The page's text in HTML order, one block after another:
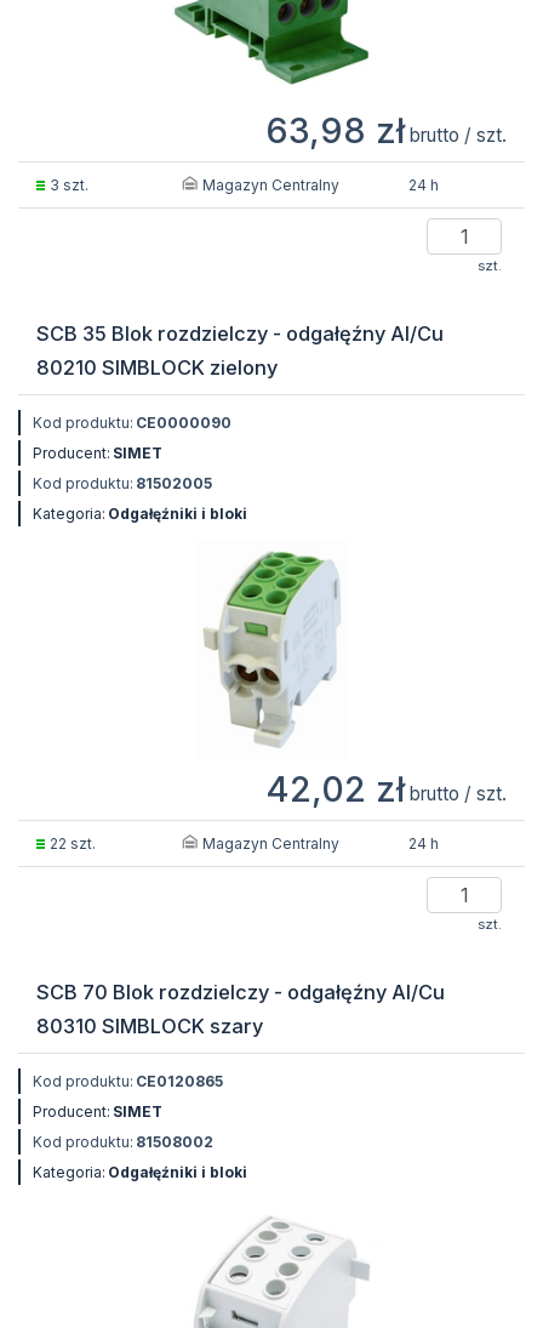
63,98 zł brutto / szt.
3 szt. Magazyn Centralny 24 h
szt.
SCB 35 Blok rozdzielczy - odgałęźny Al/Cu
80210 SIMBLOCK zielony
Kod produktu: CE0000090
Producent: SIMET
Kod produktu: 81502005
Kategoria: Odgałęźniki i bloki
42,02 zł brutto / szt.
22 szt. Magazyn Centralny 24 h
szt.
SCB 70 Blok rozdzielczy - odgałęźny Al/Cu
80310 SIMBLOCK szary
Kod produktu: CE0120865
Producent: SIMET
Kod produktu: 81508002
Kategoria: Odgałęźniki i bloki